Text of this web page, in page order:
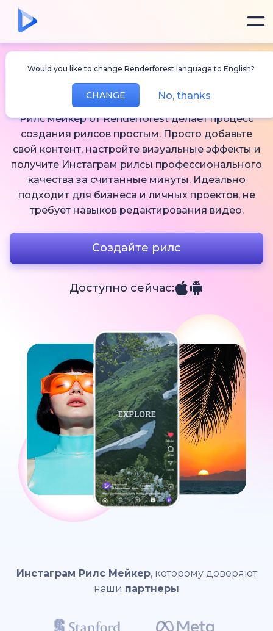
Would you like to change Renderforest language to English?
CHANGE No, thanks
Рилс Мейкер
Рилс мейкер от Renderforest делает процесс
создания рилсов простым. Просто добавьте
свой контент, настройте визуальные эффекты и
получите Инстаграм рилсы профессионального
качества за считанные минуты. Идеально
подходит для бизнеса и личных проектов, не
требует навыков редактирования видео.
Создайте рилс
Доступно сейчас:
Инстаграм Рилс Мейкер, которому доверяют
наши партнеры